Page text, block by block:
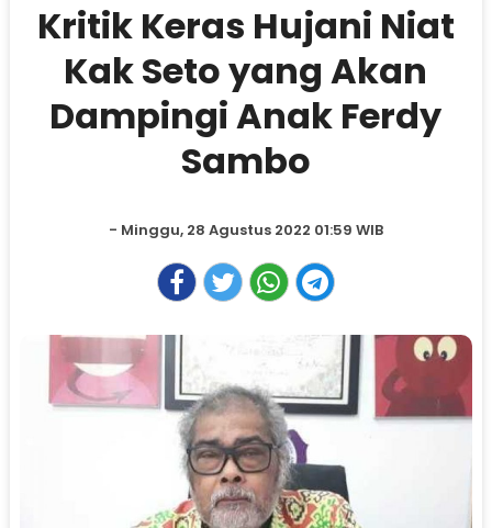
Kritik Keras Hujani Niat
Kak Seto yang Akan
Dampingi Anak Ferdy
Sambo
- Minggu, 28 Agustus 2022 01:59 WIB